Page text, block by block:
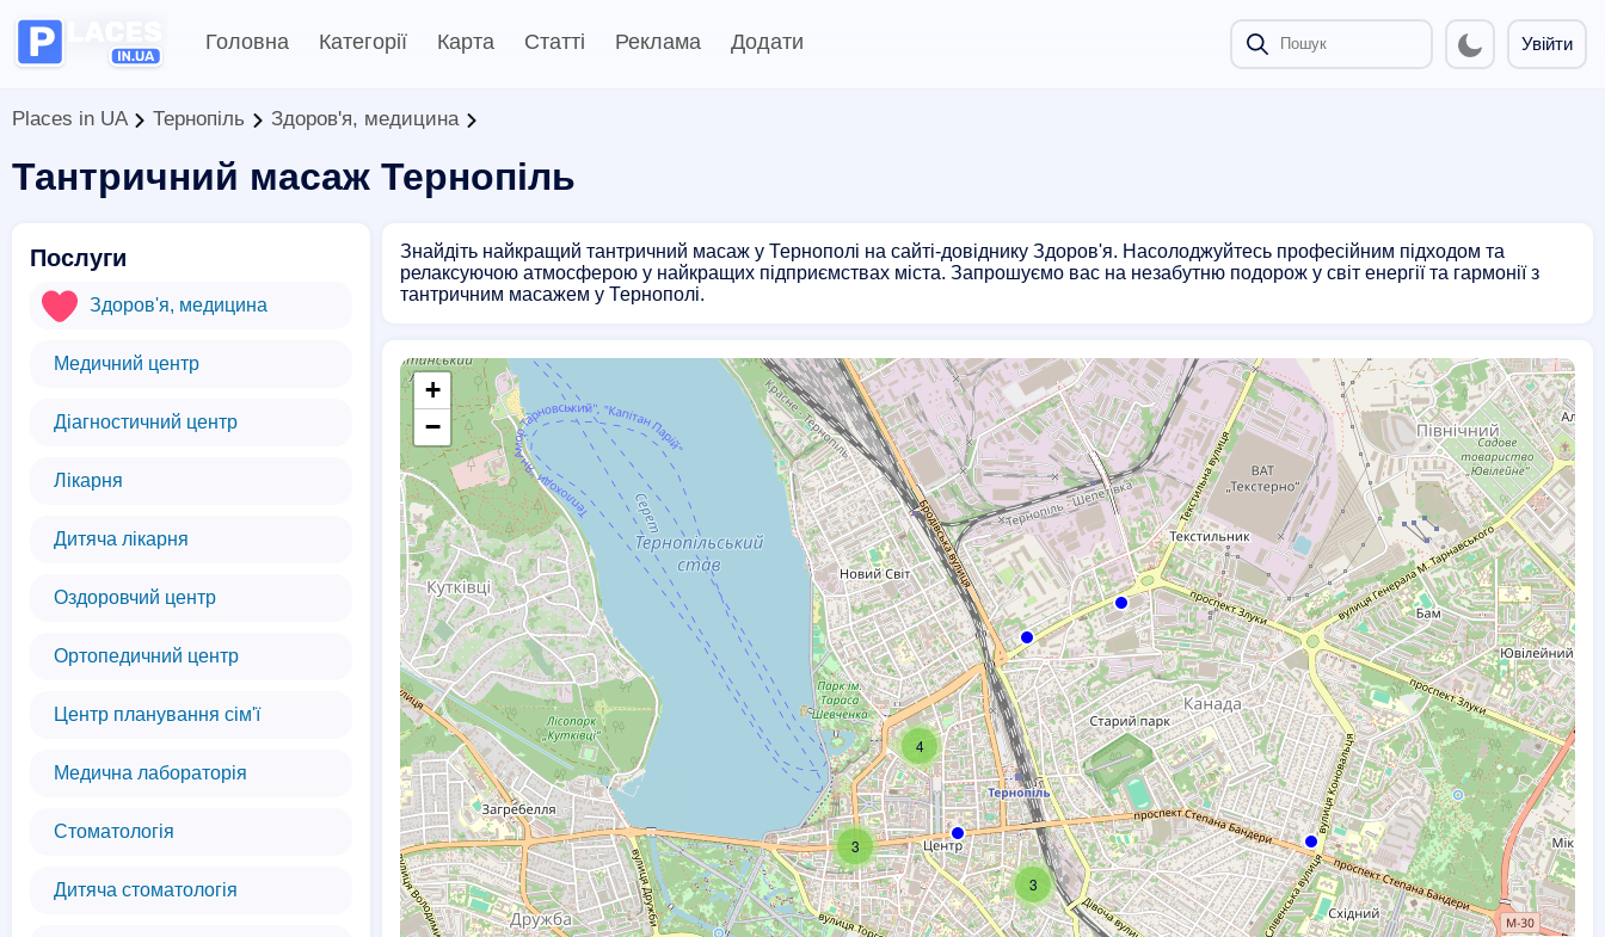
Головна Категорії Карта Статті Реклама Додати Увійти
Places in UA Тернопіль Здоров'я, медицина
Тантричний масаж Тернопіль
Послуги
Здоров'я, медицина
Медичний центр
Діагностичний центр
Лікарня
Дитяча лікарня
Оздоровчий центр
Ортопедичний центр
Центр планування сім'ї
Медична лабораторія
Стоматологія
Дитяча стоматологія
Знайдіть найкращий тантричний масаж у Тернополі на сайті-довіднику Здоров'я. Насолоджуйтесь професійним підходом та
релаксуючою атмосферою у найкращих підприємствах міста. Запрошуємо вас на незабутню подорож у світ енергії та гармонії з
тантричним масажем у Тернополі.
3
3
4
+
−